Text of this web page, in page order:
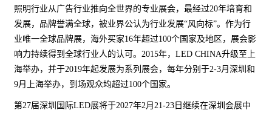
照明行业从广告行业推向全世界的专业展会，最经过20年培育和
发展，品牌誉满全球，被业界公认为行业发展“风向标”。作为行
业唯一全球品牌展，海外买家16年超过100个国家及地区，展会影
响力持续得到全球行业人的认可。2015年，LED CHINA升级至上
海举办，并于2019年起发展为系列展会，每年分别于2-3月深圳和
9月上海举办，到场观众均超过100个国家。
第27届深圳国际LED展将于2027年2月21-23日继续在深圳会展中